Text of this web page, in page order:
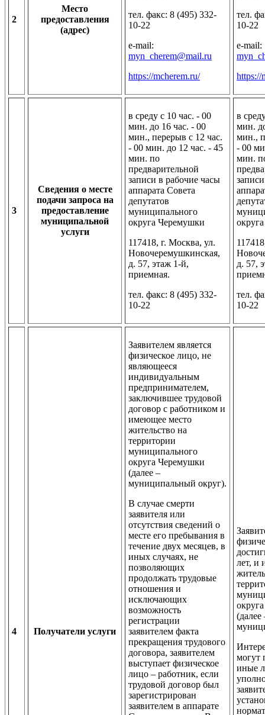
2
Место
предоставления
(адрес)
тел. факс: 8 (495) 332-
10-22
e-mail:
myn_cherem@mail.ru
https://mcherem.ru/
тел.
10-22
e-mail:
https://
3
Сведения о месте
подачи запроса на
предоставление
муниципальной
услуги
в среду с 10 час. - 00
мин. до 16 час. - 00
мин., перерыв с 12 час.
- 00 мин. до 12 час. - 45
мин. по
предварительной
записи в рабочие часы
аппарата Совета
депутатов
муниципального
округа Черемушки
117418, г. Москва, ул.
Новочеремушкинская,
д. 57, этаж 1-й,
приемная.
тел. факс: 8 (495) 332-
10-22
в
мин.
мин.,
- 00
мин.
д. 57,
тел.
10-22
4 Получатели услуги
Заявителем является
физическое лицо, не
являющееся
индивидуальным
предпринимателем,
заключившее трудовой
договор с работником и
имеющее место
жительство на
территории
муниципального
округа Черемушки
(далее –
муниципальный округ).
В случае смерти
заявителя или
отсутствия сведений о
месте его пребывания в
течение двух месяцев, в
иных случаях, не
позволяющих
продолжать трудовые
отношения и
исключающих
возможность
регистрации
заявителем факта
прекращения трудового
договора, заявителем
выступает физическое
лицо – работник, если
трудовой договор был
зарегистрирован
заявителем в аппарате
лет, и
(далее
могут
иные